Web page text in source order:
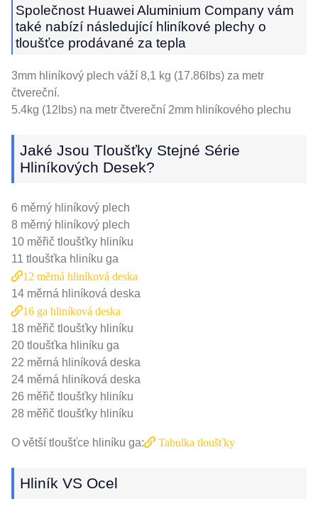
Společnost Huawei Aluminium Company vám
také nabízí následující hliníkové plechy o
tloušťce prodávané za tepla
3mm hliníkový plech váží 8,1 kg (17.86lbs) za metr
čtvereční.
5.4kg (12lbs) na metr čtvereční 2mm hliníkového plechu
Jaké Jsou Tloušťky Stejné Série
Hliníkových Desek?
6 měrný hliníkový plech
8 měrný hliníkový plech
10 měřič tloušťky hliníku
11 tloušťka hliníku ga
12 měrná hliníková deska
14 měrná hliníková deska
16 ga hliníková deska
18 měřič tloušťky hliníku
20 tloušťka hliníku ga
22 měrná hliníková deska
24 měrná hliníková deska
26 měřič tloušťky hliníku
28 měřič tloušťky hliníku
O větší tloušťce hliníku ga: Tabulka tloušťky
Hliník VS Ocel